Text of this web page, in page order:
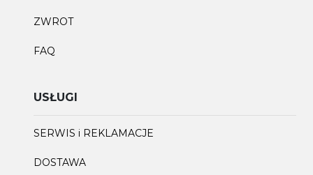
ZWROT
FAQ
USŁUGI
SERWIS i REKLAMACJE
DOSTAWA